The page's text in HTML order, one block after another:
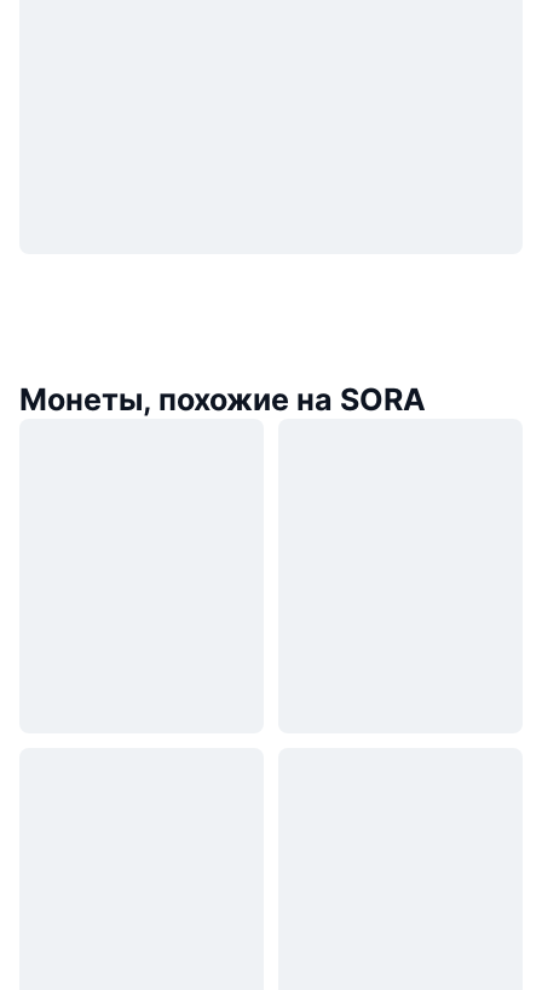
Монеты, похожие на SORA